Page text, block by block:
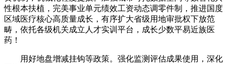
性根本扶植，完美事业单元绩效工资动态调零件制，推进国度
区域医疗核心高质量成长，有序扩大省级用地审批权下放范
畴，依托各级机关成立人才实训平台，成长少数平易近族医
药！
用好地盘增减挂钩等政策。强化监测评估成果使用，深化